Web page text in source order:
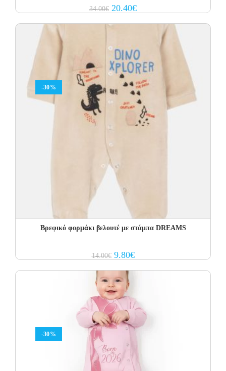
34.00€ Original
price
34.00€.
20.40€Current
price
-30%
Βρεφικό φορμάκι βελουτέ με στάμπα DREAMS
14.00€ Original
price
14.00€.
9.80€Current
price
-30%